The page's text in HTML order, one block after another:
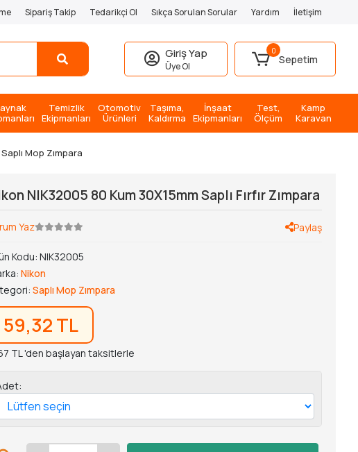
Sipariş Takip Tedarikçi Ol Sıkça Sorulan Sorular Yardım İletişim
Giriş Yap
Üye Ol
0
Sepetim
Temizlik
Ekipmanları
Otomotiv
Ürünleri
Taşıma,
Kaldırma
İnşaat
Ekipmanları
Test,
Ölçüm
Kamp
Karavan
Saplı Mop Zımpara
NIK32005 80 Kum 30X15mm Saplı Fırfır Zımpara
Yaz Paylaş
Kodu:NIK32005
Nikon
Saplı Mop Zımpara
59,32 TL
TL 'den başlayan taksitlerle